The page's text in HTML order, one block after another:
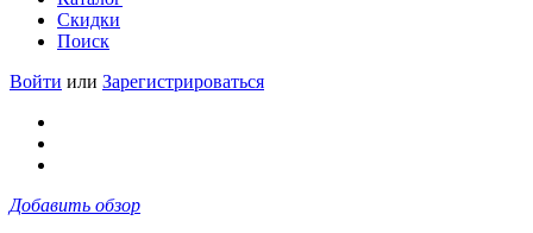
Скидки
Поиск
Войти или Зарегистрироваться
Добавить обзор